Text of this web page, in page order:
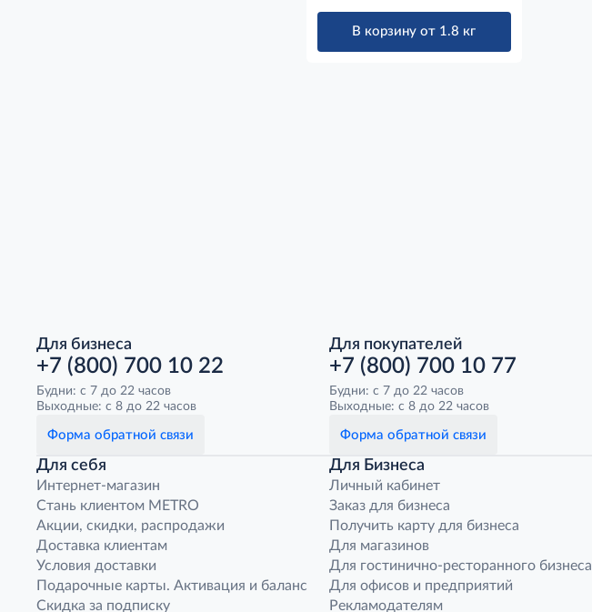
В корзину от 1.8 кг
Для бизнеса
+7 (800) 700 10 22
Будни: с 7 до 22 часов
Выходные: с 8 до 22 часов
Форма обратной связи
Для покупателей
+7 (800) 700 10 77
Будни: с 7 до 22 часов
Выходные: с 8 до 22 часов
Форма обратной связи
Для себя
Интернет-магазин
Стань клиентом METRO
Акции, скидки, распродажи
Доставка клиентам
Условия доставки
Подарочные карты. Активация и баланс
Скидка за подписку
Для Бизнеса
Личный кабинет
Заказ для бизнеса
Получить карту для бизнеса
Для магазинов
Для гостинично-ресторанного бизнеса
Для офисов и предприятий
Рекламодателям